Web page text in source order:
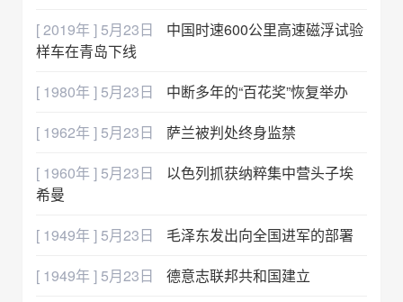
[ 2019年 ] 5月23日
中国时速600公里高速磁浮试验
样车在青岛下线
[ 1980年 ] 5月23日
中断多年的“百花奖”恢复举办
[ 1962年 ] 5月23日
萨兰被判处终身监禁
[ 1960年 ] 5月23日
以色列抓获纳粹集中营头子埃
希曼
[ 1949年 ] 5月23日
毛泽东发出向全国进军的部署
[ 1949年 ] 5月23日
德意志联邦共和国建立